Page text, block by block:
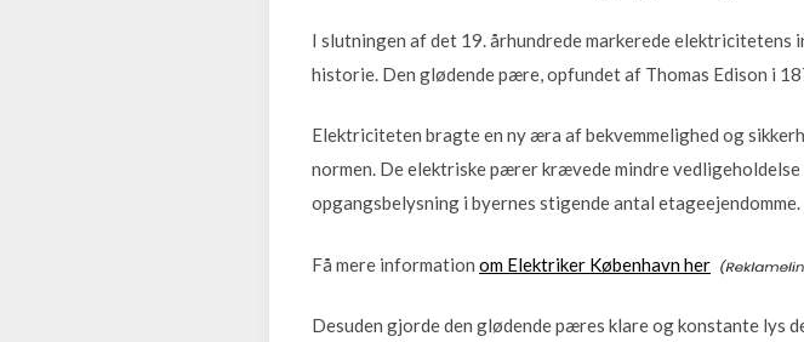
I slutningen af det 19. århundrede markerede
historie. Den glødende pære, opfundet af Thomas Edison i
Elektriciteten bragte en ny æra af bekvemmelighed og
normen. De elektriske pærer krævede mindre
opgangsbelysning i byernes stigende antal etageejendomme.
Få mere information om Elektriker København her
Desuden gjorde den glødende pæres klare og konstante lys